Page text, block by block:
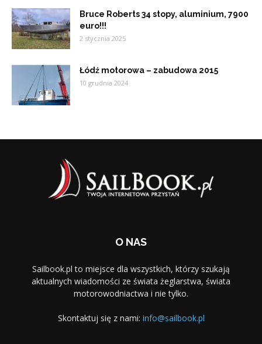
Bruce Roberts 34 stopy, aluminium, 7900
euro!!!
2 stycznia 2025
Łódź motorowa – zabudowa 2015
10 grudnia 2024
O NAS
Sailbook.pl to miejsce dla wszystkich, którzy szukają
aktualnych wiadomości ze świata żeglarstwa, świata
motorowodniactwa i nie tylko.
Skontaktuj się z nami: info@sailbook.pl